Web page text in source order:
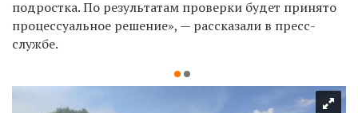
подростка. По результатам проверки будет принято
процессуальное решение», — рассказали в пресс-
службе.